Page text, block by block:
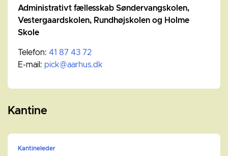
Administrativt fællesskab Søndervangskolen,
Vestergaardskolen, Rundhøjskolen og Holme
Skole
Telefon: 41 87 43 72
E-mail: pick@aarhus.dk
Kantine
Kantineleder